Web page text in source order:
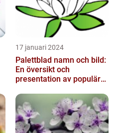
17 januari 2024
Palettblad namn och bild:
En översikt och
presentation av populära